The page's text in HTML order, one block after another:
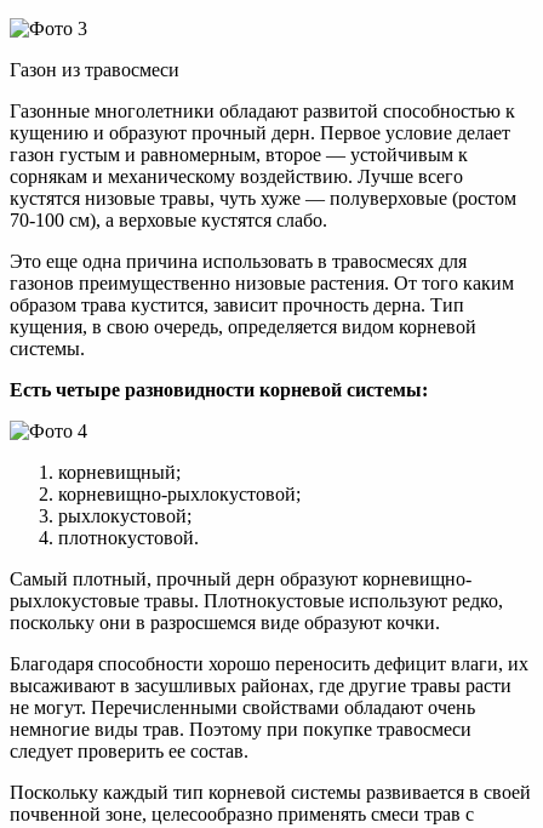
Газон из травосмеси
Газонные многолетники обладают развитой способностью к
кущению и образуют прочный дерн. Первое условие делает
газон густым и равномерным, второе — устойчивым к
сорнякам и механическому воздействию. Лучше всего
кустятся низовые травы, чуть хуже — полуверховые (ростом
70-100 см), а верховые кустятся слабо.
Это еще одна причина использовать в травосмесях для
газонов преимущественно низовые растения. От того каким
образом трава кустится, зависит прочность дерна. Тип
кущения, в свою очередь, определяется видом корневой
системы.
Есть четыре разновидности корневой системы:
корневищный;
корневищно-рыхлокустовой;
рыхлокустовой;
плотнокустовой.
Самый плотный, прочный дерн образуют корневищно-
рыхлокустовые травы. Плотнокустовые используют редко,
поскольку они в разросшемся виде образуют кочки.
Благодаря способности хорошо переносить дефицит влаги, их
высаживают в засушливых районах, где другие травы расти
не могут. Перечисленными свойствами обладают очень
немногие виды трав. Поэтому при покупке травосмеси
следует проверить ее состав.
Поскольку каждый тип корневой системы развивается в своей
почвенной зоне, целесообразно применять смеси трав с